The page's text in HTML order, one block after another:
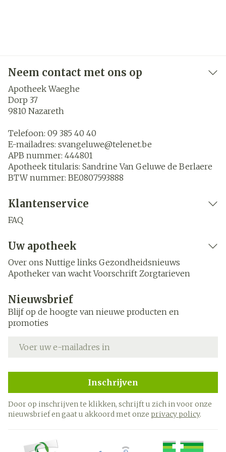
Neem contact met ons op
Apotheek Waeghe
Dorp 37
9810 Nazareth
Telefoon: 09 385 40 40
E-mailadres: svangeluwe@telenet.be
APB nummer: 444801
Apotheek titularis: Sandrine Van Geluwe de Berlaere
BTW nummer: BE0807593888
Klantenservice
FAQ
Uw apotheek
Over ons Nuttige links Gezondheidsnieuws
Apotheker van wacht Voorschrift Zorgtarieven
Nieuwsbrief
Blijf op de hoogte van nieuwe producten en
promoties
Inschrijven
Door op inschrijven te klikken, schrijft u zich in voor onze
nieuwsbrief en gaat u akkoord met onze privacy policy.